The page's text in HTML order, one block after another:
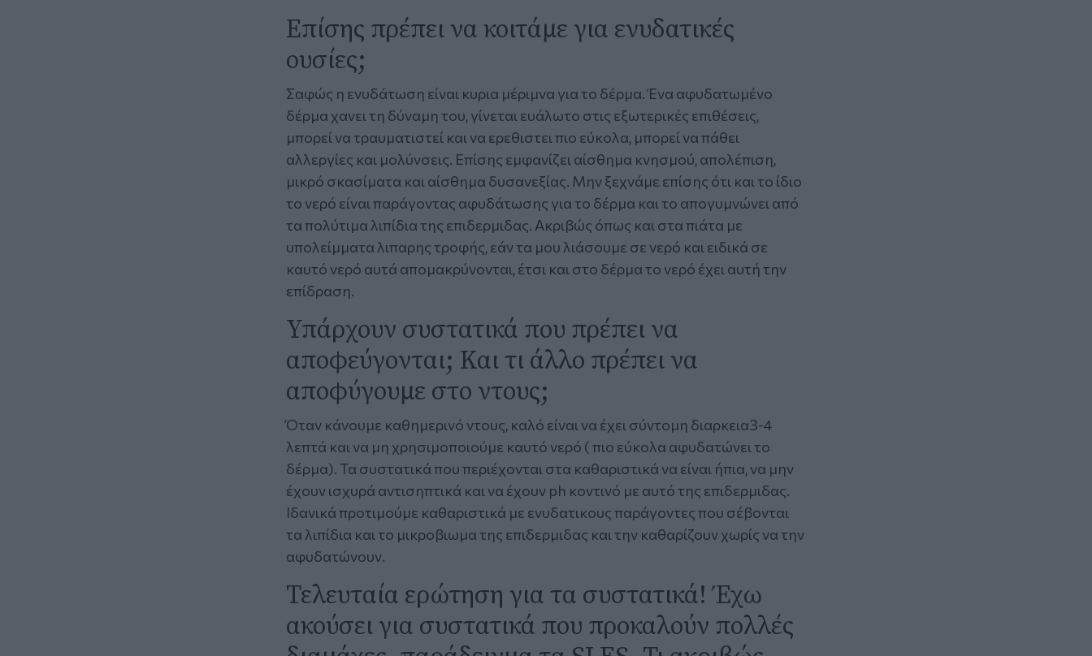
Επίσης πρέπει να κοιτάμε για ενυδατικές
ουσίες;
Σαφώς η ενυδάτωση είναι κυρια μέριμνα για το δέρμα. Ένα αφυδατωμένο
δέρμα χανει τη δύναμη του, γίνεται ευάλωτο στις εξωτερικές επιθέσεις,
μπορεί να τραυματιστεί και να ερεθιστει πιο εύκολα, μπορεί να πάθει
αλλεργίες και μολύνσεις. Επίσης εμφανίζει αίσθημα κνησμού, απολέπιση,
μικρό σκασίματα και αίσθημα δυσανεξίας. Μην ξεχνάμε επίσης ότι και το ίδιο
το νερό είναι παράγοντας αφυδάτωσης για το δέρμα και το απογυμνώνει από
τα πολύτιμα λιπίδια της επιδερμιδας. Ακριβώς όπως και στα πιάτα με
υπολείμματα λιπαρης τροφής, εάν τα μου λιάσουμε σε νερό και ειδικά σε
καυτό νερό αυτά απομακρύνονται, έτσι και στο δέρμα το νερό έχει αυτή την
επίδραση.
Υπάρχουν συστατικά που πρέπει να
αποφεύγονται; Και τι άλλο πρέπει να
αποφύγουμε στο ντους;
Όταν κάνουμε καθημερινό ντους, καλό είναι να έχει σύντομη διαρκεια3-4
λεπτά και να μη χρησιμοποιούμε καυτό νερό ( πιο εύκολα αφυδατώνει το
δέρμα). Τα συστατικά που περιέχονται στα καθαριστικά να είναι ήπια, να μην
έχουν ισχυρά αντισηπτικά και να έχουν ph κοντινό με αυτό της επιδερμιδας.
Ιδανικά προτιμούμε καθαριστικά με ενυδατικους παράγοντες που σέβονται
τα λιπίδια και το μικροβιωμα της επιδερμιδας και την καθαρίζουν χωρίς να την
αφυδατώνουν.
Τελευταία ερώτηση για τα συστατικά! Έχω
ακούσει για συστατικά που προκαλούν πολλές